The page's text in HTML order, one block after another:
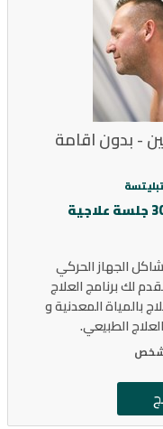
- بدون اقامة
الحد الادنى للعلاج 10 ايام | 30 جلسة علاجية
الجهاز الحركي
لك برنامج العلاج
بالمياة المعدنية و
الطبيعي.